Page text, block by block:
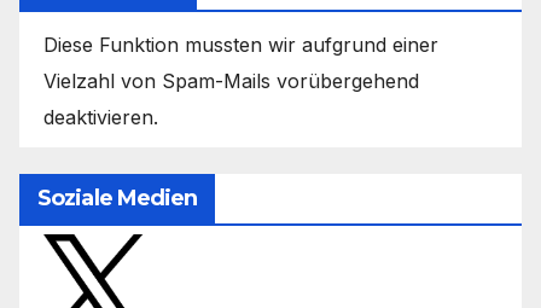
Diese Funktion mussten wir aufgrund einer
Vielzahl von Spam-Mails vorübergehend
deaktivieren.
Soziale Medien